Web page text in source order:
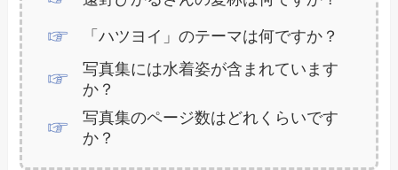
「ハツヨイ」のテーマは何ですか？
写真集には水着姿が含まれています
か？
写真集のページ数はどれくらいです
か？